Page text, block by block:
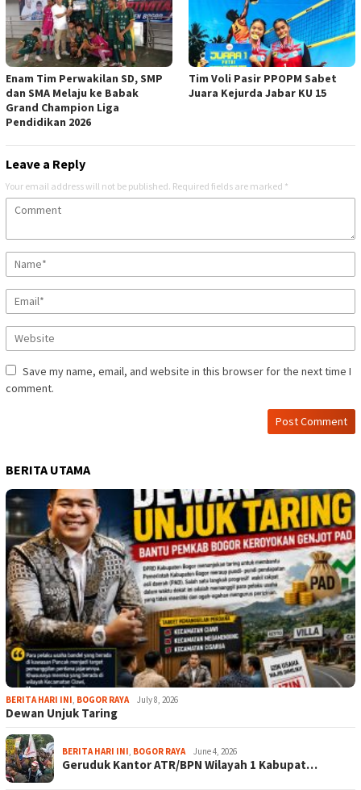
‎Enam Tim Perwakilan SD, SMP
dan SMA Melaju ke Babak
Grand Champion Liga
Pendidikan 2026
Tim Voli Pasir PPOPM Sabet
Juara Kejurda Jabar KU 15
Leave a Reply
Your email address will not be published. Required fields are marked *
Save my name, email, and website in this browser for the next time I
comment.
BERITA UTAMA
BERITA HARI INI, BOGOR RAYA July 8, 2026
Dewan Unjuk Taring
BERITA HARI INI, BOGOR RAYA June 4, 2026
Geruduk Kantor ATR/BPN Wilayah 1 Kabupat…